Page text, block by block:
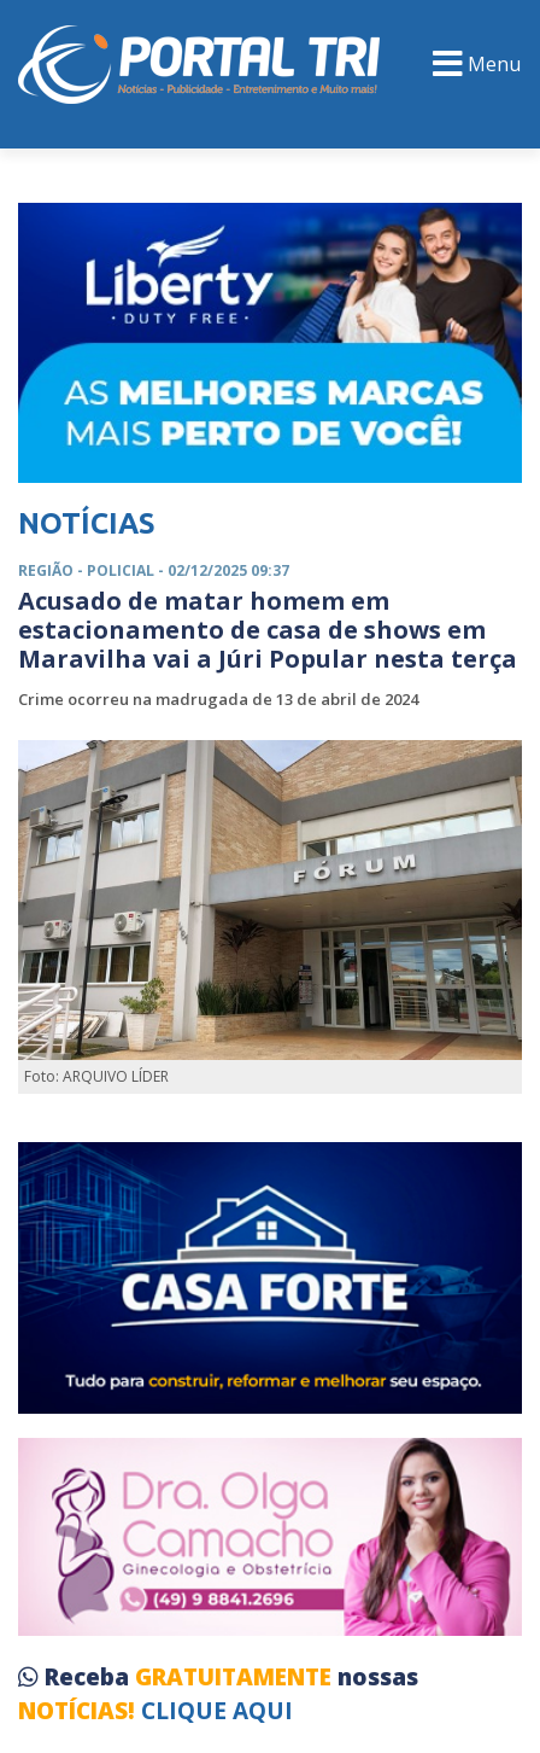
Menu
NOTÍCIAS
REGIÃO - POLICIAL - 02/12/2025 09:37
Acusado de matar homem em
estacionamento de casa de shows em
Maravilha vai a Júri Popular nesta terça
Crime ocorreu na madrugada de 13 de abril de 2024
Foto: ARQUIVO LÍDER
Receba GRATUITAMENTE nossas
NOTÍCIAS! CLIQUE AQUI